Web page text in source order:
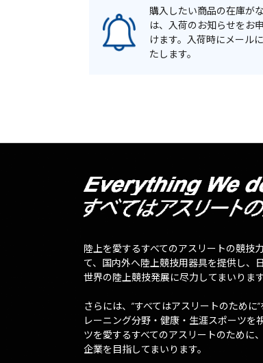
購入したい商品の在庫が
は、入荷のお知らせをお
けます。入荷時にメール
たします。
陸上を愛するすべてのアスリートの競技
て、国内外へ陸上競技用器具を提供し、
世界の陸上競技発展に尽力してまいります
さらには、”すべてはアスリートのため
レーニング分野・健康・生涯スポーツを
ツを愛するすべてのアスリートのために
企業を目指してまいります。